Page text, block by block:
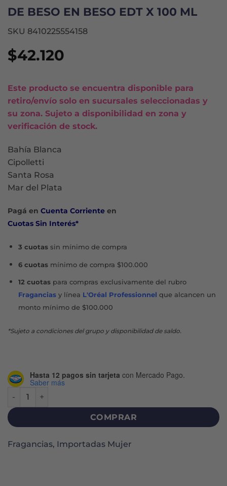
DE BESO EN BESO EDT X 100 ML
SKU 8410225554158
$42.120
Este producto se encuentra disponible para
retiro/envío solo en sucursales seleccionadas y
su zona. Sujeto a disponibilidad en zona y
verificación de stock.
Bahía Blanca
Cipolletti
Santa Rosa
Mar del Plata
Pagá en Cuenta Corriente en
Cuotas Sin Interés*
3 cuotassin mínimo de compra
6 cuotasmínimo de compra $100.000
12 cuotaspara compras exclusivamente del rubro
Fraganciasy línea L'Oréal Professionnel que alcancen un
monto mínimo de $100.000
*Sujeto a condiciones del grupo y disponibilidad de saldo.
Hasta 12 pagos sin tarjeta con Mercado Pago.
Saber más
DE BESO EN BESO EDT X 100 ML cantidad
COMPRAR
Fragancias, Importadas Mujer